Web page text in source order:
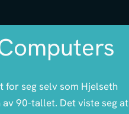
for seg selv som Hjelseth
90-tallet. Det viste seg at